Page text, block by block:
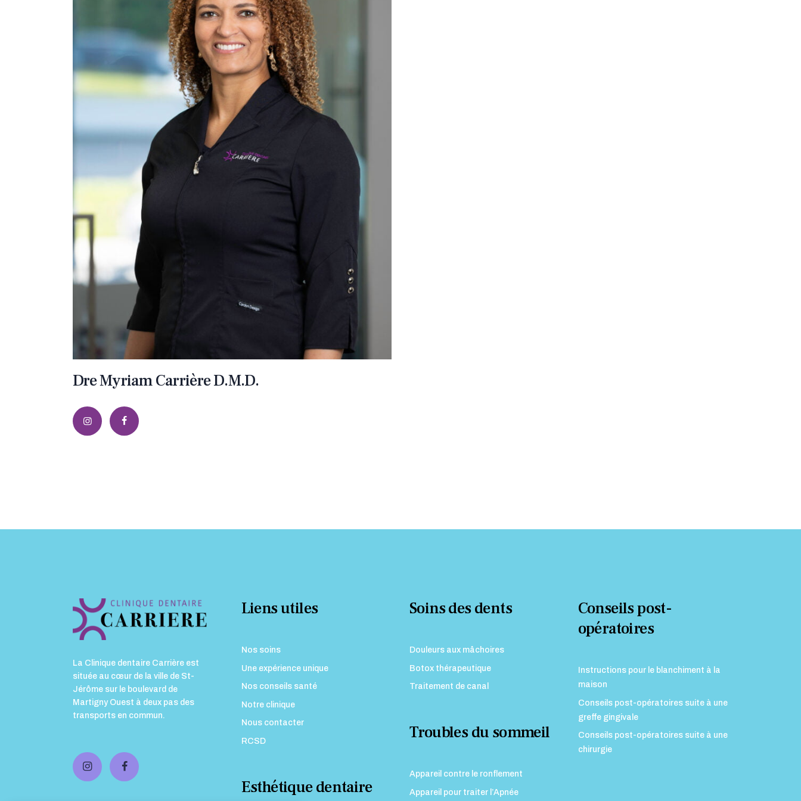
Dre Myriam Carrière D.M.D.
La Clinique dentaire Carrière est
située au cœur de la ville de St-
Jérôme sur le boulevard de
Martigny Ouest à deux pas des
transports en commun.
Liens utiles
Nos soins
Une expérience unique
Nos conseils santé
Notre clinique
Nous contacter
RCSD
Esthétique dentaire
Soins des dents
Douleurs aux mâchoires
Botox thérapeutique
Traitement de canal
Troubles du sommeil
Appareil contre le ronflement
Appareil pour traiter l’Apnée
Conseils post-
opératoires
Instructions pour le blanchiment à la
maison
Conseils post-opératoires suite à une
greffe gingivale
Conseils post-opératoires suite à une
chirurgie